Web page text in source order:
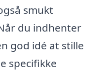
smukt
du indhenter
god idé at stille
specifikke